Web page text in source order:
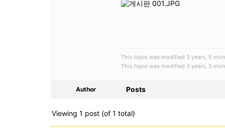
This topic was modified 3 years, 5
This topic was modified 3 years, 5
Author Posts
Viewing 1 post (of 1 total)